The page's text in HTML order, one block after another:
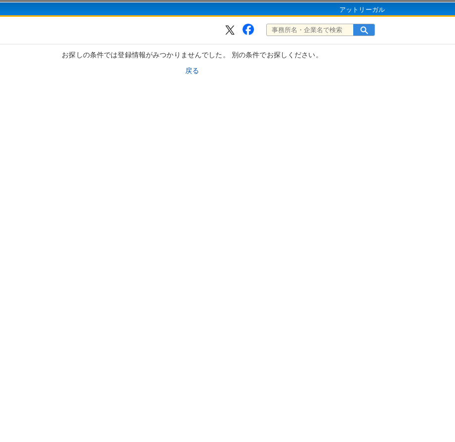
アットリーガル
お探しの条件では登録情報がみつかりませんでした。 別の条件でお探しください。
戻る